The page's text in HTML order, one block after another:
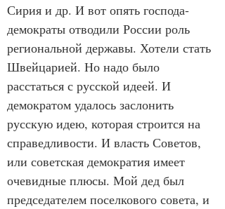
Сирия и др. И вот опять господа-
демократы отводили России роль
региональной державы. Хотели стать
Швейцарией. Но надо было
расстаться с русской идеей. И
демократом удалось заслонить
русскую идею, которая строится на
справедливости. И власть Советов,
или советская демократия имеет
очевидные плюсы. Мой дед был
председателем поселкового совета, и